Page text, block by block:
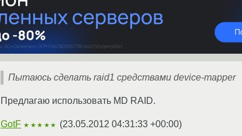
Пытаюсь сделать raid1 средствами device-mapper
Предлагаю использовать MD RAID.
GotF ★★★★★ (23.05.2012 04:31:33 +00:00)